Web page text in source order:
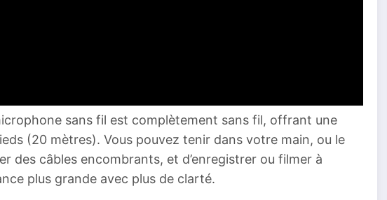
sans fil est complètement sans fil, offrant une
(20 mètres). Vous pouvez tenir dans votre main, ou le
des câbles encombrants, et d’enregistrer ou filmer à
plus grande avec plus de clarté.